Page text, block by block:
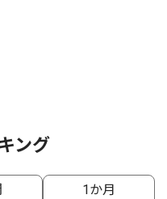
ング
1か月